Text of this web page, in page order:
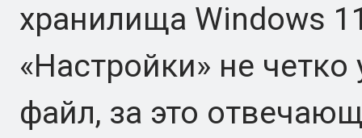
хранилища Windows
«Настройки» не
файл, за это